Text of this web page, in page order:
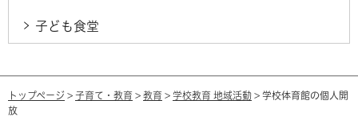
子ども食堂
トップページ > 子育て・教育 > 教育 > 学校教育 地域活動 > 学校体育館の個人開
放